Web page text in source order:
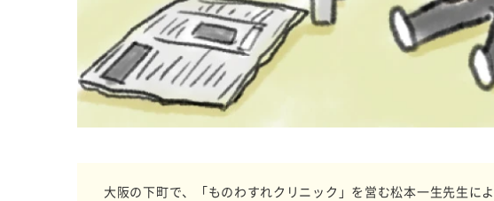
大阪の下町で、「ものわすれクリニック」を営む松本一生先生に